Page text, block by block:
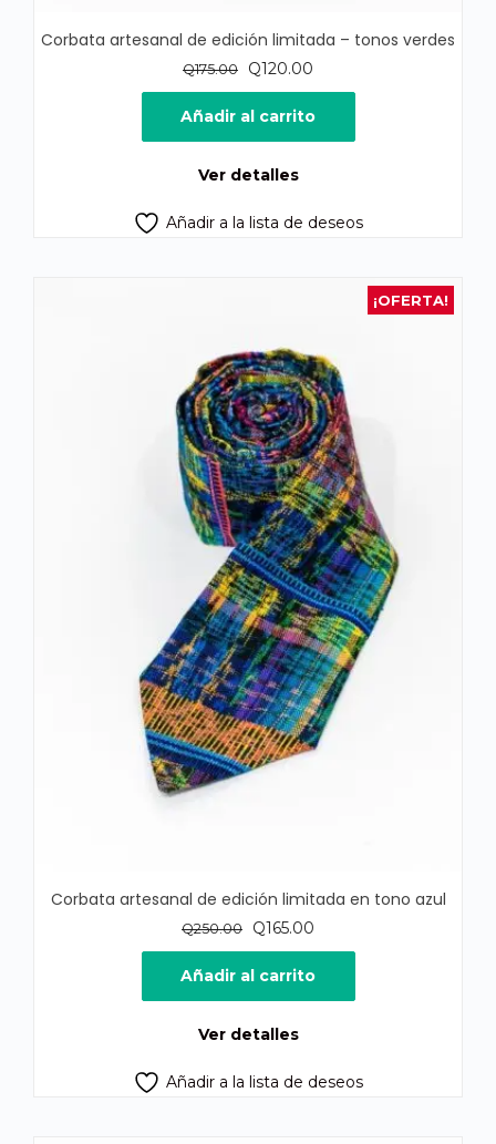
Corbata artesanal de edición limitada – tonos verdes
Q175.00
El
precio
original
Q120.00
precio
actual
Añadir al carrito
Ver detalles
Añadir a la lista de deseos
¡OFERTA!
Corbata artesanal de edición limitada en tono azul
Q250.00
El
precio
original
era:
Q165.00
precio
actual
es:
Añadir al carrito
Ver detalles
Añadir a la lista de deseos